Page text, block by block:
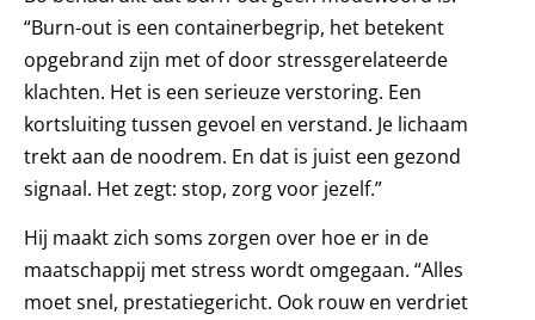
“Burn-out is een containerbegrip, het betekent
opgebrand zijn met of door stressgerelateerde
klachten. Het is een serieuze verstoring. Een
kortsluiting tussen gevoel en verstand. Je lichaam
trekt aan de noodrem. En dat is juist een gezond
signaal. Het zegt: stop, zorg voor jezelf.”
Hij maakt zich soms zorgen over hoe er in de
maatschappij met stress wordt omgegaan. “Alles
moet snel, prestatiegericht. Ook rouw en verdriet